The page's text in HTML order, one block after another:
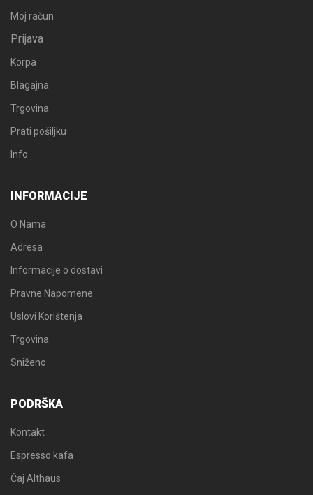
Moj račun
Prijava
Korpa
Blagajna
Trgovina
Prati pošiljku
Info
INFORMACIJE
O Nama
Adresa
Informacije o dostavi
Pravne Napomene
Uslovi Korištenja
Trgovina
Sniženo
PODRŠKA
Kontakt
Espresso kafa
Čaj Althaus